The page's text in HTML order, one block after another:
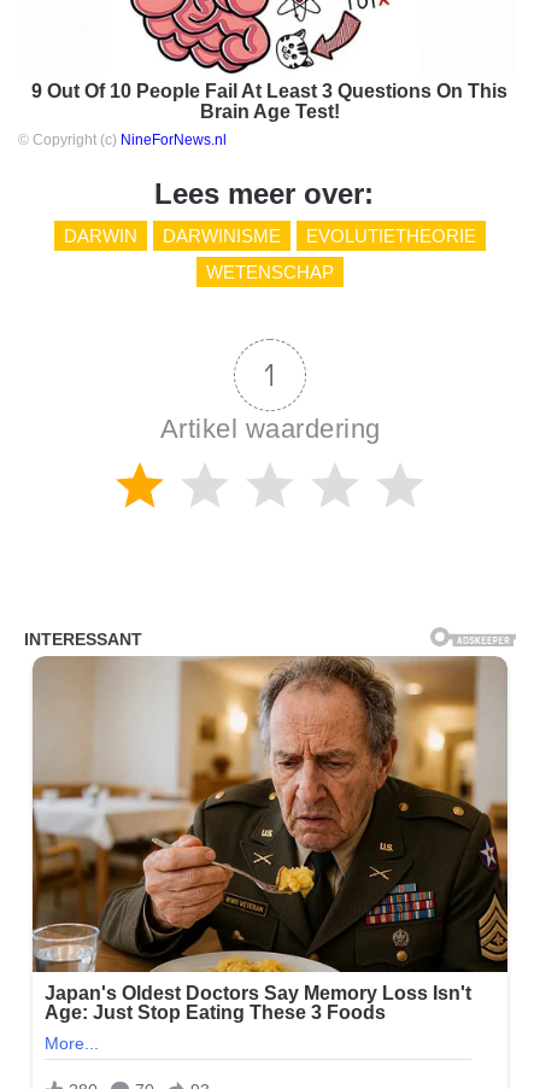
9 Out Of 10 People Fail At Least 3 Questions On This
Brain Age Test!
© Copyright (c) NineForNews.nl
Lees meer over:
DARWIN DARWINISME
EVOLUTIETHEORIE
WETENSCHAP
1
Artikel waardering